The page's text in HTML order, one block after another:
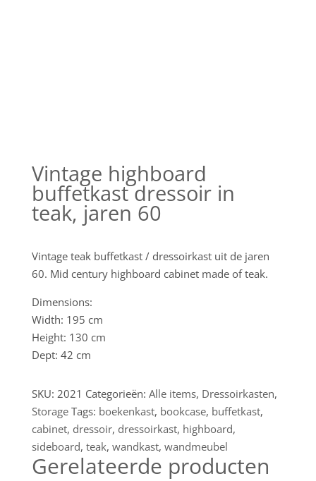
Vintage highboard
buffetkast dressoir in
teak, jaren 60
Vintage teak buffetkast / dressoirkast uit de jaren
60. Mid century highboard cabinet made of teak.
Dimensions:
Width: 195 cm
Height: 130 cm
Dept: 42 cm
SKU: 2021 Categorieën: Alle items, Dressoirkasten,
Storage Tags: boekenkast, bookcase, buffetkast,
cabinet, dressoir, dressoirkast, highboard,
sideboard, teak, wandkast, wandmeubel
Gerelateerde producten